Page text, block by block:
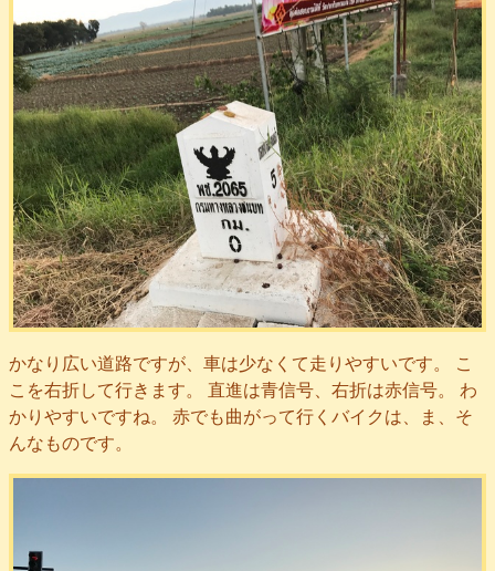
かなり広い道路ですが、車は少なくて走りやすいです。 こ
こを右折して行きます。 直進は青信号、右折は赤信号。 わ
かりやすいですね。 赤でも曲がって行くバイクは、ま、そ
んなものです。